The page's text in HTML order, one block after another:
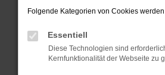
Prüfe deine
können das Laden bestimmter
verhindern. Funktioniert die
anderen Browser oder in
Folgende Kategorien von Cookies
Essentiell
Diese Technologien sind
Kernfunktionalität der Webseite zu